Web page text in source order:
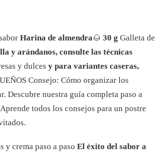
Harina de almendra🌰 30 g Galleta de
y arándanos, consulte las técnicas
y dulces y para variantes caseras,
Consejo: Cómo organizar los
Descubre nuestra guía completa paso a
todos los consejos para un postre
y crema paso a paso El éxito del sabor a